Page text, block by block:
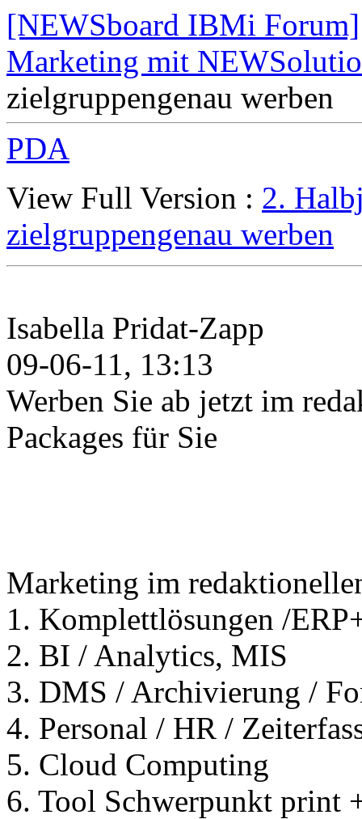
[NEWSboard IBMi Forum]
Marketing mit
zielgruppengenau werben
PDA
View Full Version : 2.
zielgruppengenau werben
Isabella Pridat-Zapp
09-06-11, 13:13
Werben Sie ab jetzt im
Packages für Sie
Marketing im
1. Komplettlösungen /
2. BI / Analytics, MIS
3. DMS / Archivierung /
4. Personal / HR /
5. Cloud Computing
6. Tool Schwerpunkt print